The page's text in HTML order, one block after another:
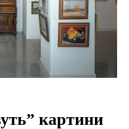
картини